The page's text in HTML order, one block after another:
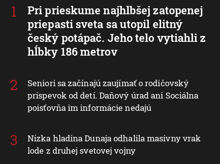
Pri prieskume najhlbšej zatopenej
priepasti sveta sa utopil elitný
český potápač. Jeho telo vytiahli z
hĺbky 186 metrov
Seniori sa začínajú zaujímať o rodičovský
príspevok od detí. Daňový úrad ani Sociálna
poisťovňa im informácie nedajú
Nízka hladina Dunaja odhalila masívny vrak
lode z druhej svetovej vojny